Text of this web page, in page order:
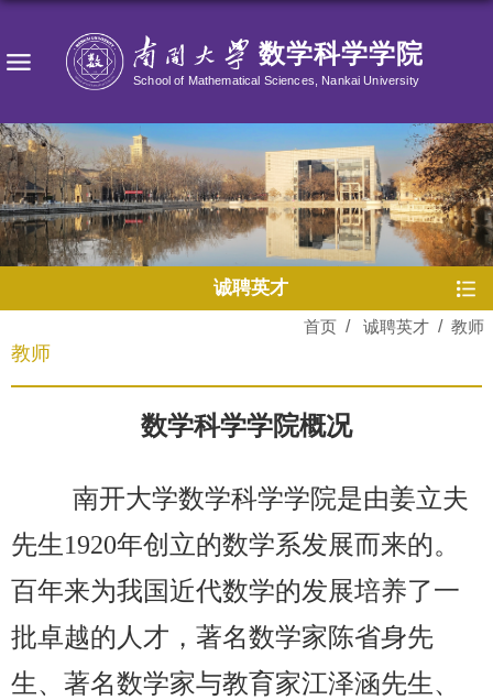
首页 / 诚聘英才 / 教师
诚聘英才
教师
数学科学学院概况
南开大学数学科学学院是由姜立夫
先生1920年创立的数学系发展而来的。
百年来为我国近代数学的发展培养了一
批卓越的人才，著名数学家陈省身先
生、著名数学家与教育家江泽涵先生、